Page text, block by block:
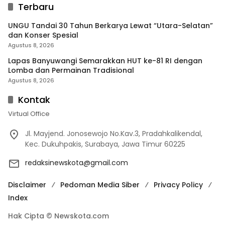
Terbaru
UNGU Tandai 30 Tahun Berkarya Lewat “Utara-Selatan”
dan Konser Spesial
Agustus 8, 2026
Lapas Banyuwangi Semarakkan HUT ke-81 RI dengan
Lomba dan Permainan Tradisional
Agustus 8, 2026
Kontak
Virtual Office
Jl. Mayjend. Jonosewojo No.Kav.3, Pradahkalikendal,
Kec. Dukuhpakis, Surabaya, Jawa Timur 60225
redaksinewskota@gmail.com
Disclaimer Pedoman Media Siber
Privacy Policy
Index
Hak Cipta © Newskota.com